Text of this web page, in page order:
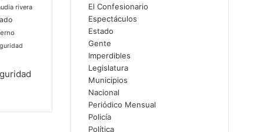
rivera
El Confesionario
Espectáculos
Estado
Gente
Imperdibles
Legislatura
Municipios
Nacional
Periódico Mensual
Policía
Política